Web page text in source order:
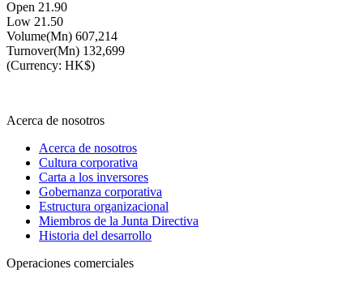
Open 21.90
Low 21.50
Volume(Mn) 607,214
Turnover(Mn) 132,699
(Currency: HK$)
Acerca de nosotros
Acerca de nosotros
Cultura corporativa
Carta a los inversores
Gobernanza corporativa
Estructura organizacional
Miembros de la Junta Directiva
Historia del desarrollo
Operaciones comerciales